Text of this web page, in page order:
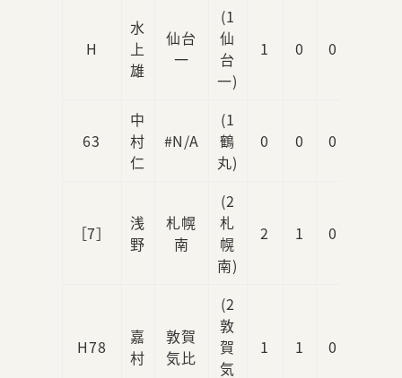
H
水
上
雄
仙台
一
(1
仙
台
一)
1 0 0
63
中
村
仁
#N/A
(1
鶴
丸)
0 0 0
［7］
浅
野
札幌
南
(2
札
幌
南)
2 1 0
H78
嘉
村
敦賀
気比
(2
敦
賀
気
1 1 0